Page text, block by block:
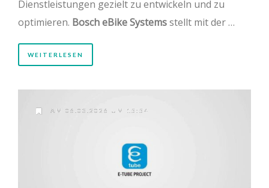
Dienstleistungen gezielt zu entwickeln und zu
optimieren. Bosch eBike Systemsstellt mit der …
WEITERLESEN
AM 06.03.2026 UM 15:54